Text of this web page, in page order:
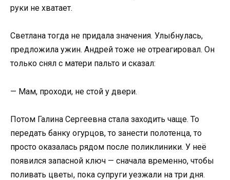
руки не хватает.
Светлана тогда не придала значения. Улыбнулась,
предложила ужин. Андрей тоже не отреагировал. Он
только снял с матери пальто и сказал:
— Мам, проходи, не стой у двери.
Потом Галина Сергеевна стала заходить чаще. То
передать банку огурцов, то занести полотенца, то
просто оказалась рядом после поликлиники. У неё
появился запасной ключ — сначала временно, чтобы
поливать цветы, пока супруги уезжали на три дня.